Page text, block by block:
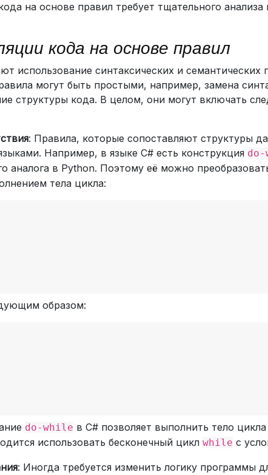
на основе правил требует тщательного анализа
кода на основе правил
использование синтаксических и семантических
могут быть простыми, например, замена
структуры кода. В целом, они могут включать
: Правила, которые сопоставляют структуры
Например, в языке C# есть конструкция
аналога в Python. Поэтому её можно
тела цикла:
образом:
do-while в C# позволяет выполнить тело
использовать бесконечный цикл while с
: Иногда требуется изменить логику программы